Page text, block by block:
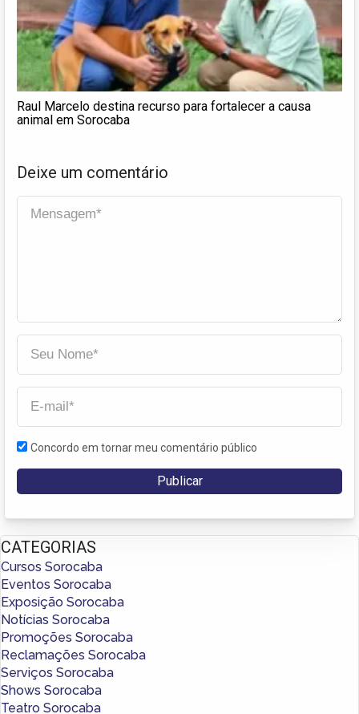
Raul Marcelo destina recurso para fortalecer a causa
animal em Sorocaba
Deixe um comentário
Concordo em tornar meu comentário público
CATEGORIAS
Cursos Sorocaba
Eventos Sorocaba
Exposição Sorocaba
Notícias Sorocaba
Promoções Sorocaba
Reclamações Sorocaba
Serviços Sorocaba
Shows Sorocaba
Teatro Sorocaba